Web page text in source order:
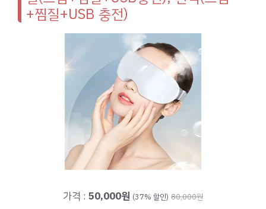
+찜질+USB 충전)
가격 : 50,000원 (37% 할인) 80,000원